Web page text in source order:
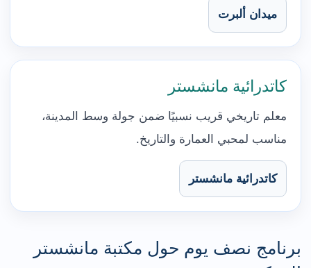
ميدان ألبرت
كاتدرائية مانشستر
معلم تاريخي قريب نسبيًا ضمن جولة وسط المدينة،
مناسب لمحبي العمارة والتاريخ.
كاتدرائية مانشستر
برنامج نصف يوم حول مكتبة مانشستر